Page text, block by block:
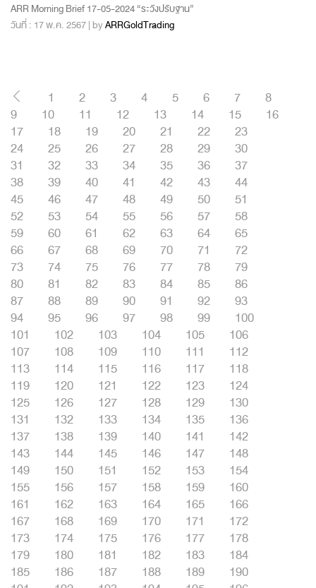
ARR Morning Brief 17-05-2024 “ระวังปรับฐาน”
วันที่ : 17 พ.ค. 2567 | byARRGoldTrading
1 2 3 4 5 6 7
8
9
10 11 12 13 14 15
16
17
18 19 20 21 22
23
24
25 26 27 28 29
30
31
32 33 34 35 36
37
38
39 40 41 42 43
44
45
46 47 48 49 50
51
52
53 54 55 56 57
58
59
60 61 62 63 64
65
66
67 68 69 70 71
72
73
74 75 76 77 78
79
80
81 82 83 84 85
86
87
88 89 90 91 92
93
94
95 96 97 98 99
100
101
102 103 104 105
106
107
108 109 110 111
112
113
114 115 116 117
118
119
120 121 122 123
124
125
126 127 128 129
130
131
132 133 134 135
136
137
138 139 140 141
142
143
144 145 146 147
148
149
150 151 152 153
154
155
156 157 158 159
160
161
162 163 164 165
166
167
168 169 170 171
172
173
174 175 176 177
178
179
180 181 182 183
184
185
186 187 188 189
190